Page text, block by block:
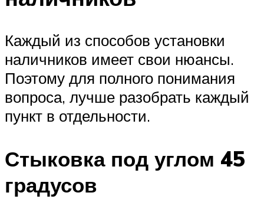
Каждый из способов установки
наличников имеет свои нюансы.
Поэтому для полного понимания
вопроса, лучше разобрать каждый
пункт в отдельности.
Стыковка под углом 45
градусов